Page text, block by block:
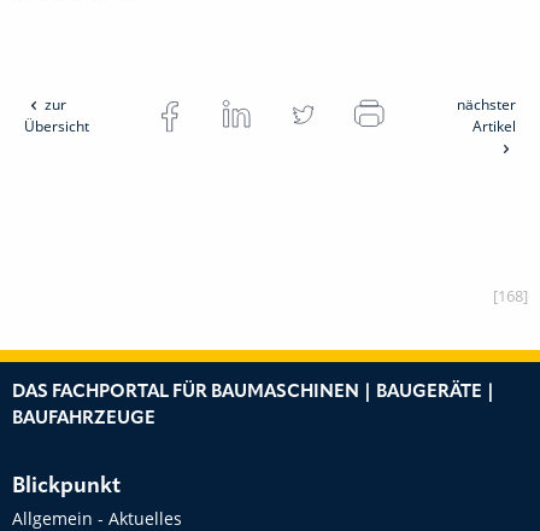
zur
Übersicht
nächster
Artikel
[168]
DAS FACHPORTAL FÜR BAUMASCHINEN | BAUGERÄTE |
BAUFAHRZEUGE
Blickpunkt
Allgemein - Aktuelles